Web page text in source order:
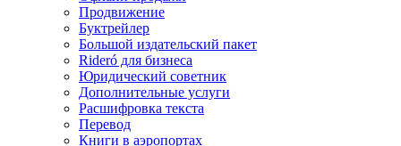
Продвижение
Буктрейлер
Большой издательский пакет
Rideró для бизнеса
Юридический советник
Дополнительные услуги
Расшифровка текста
Перевод
Книги в аэропортах